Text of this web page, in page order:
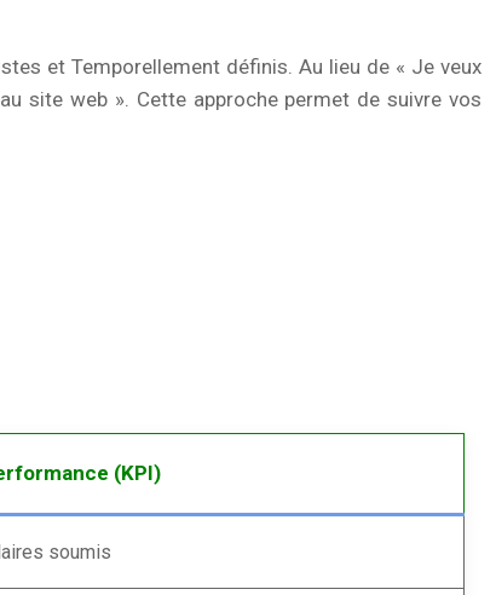
et Temporellement définis. Au lieu de « Je veux
site web ». Cette approche permet de suivre vos
(KPI)
soumis